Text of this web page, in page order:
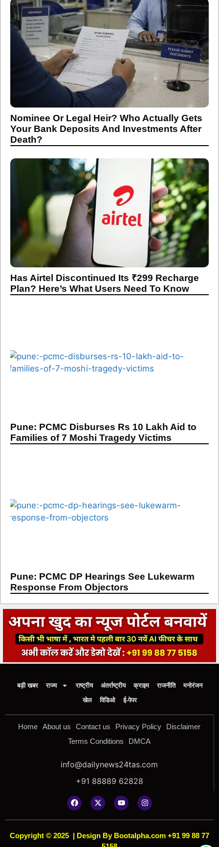
Nominee Or Legal Heir? Who Actually Gets
Your Bank Deposits And Investments After
Death?
Has Airtel Discontinued Its ₹299 Recharge
Plan? Here’s What Users Need To Know
Pune: PCMC Disburses Rs 10 Lakh Aid to
Families of 7 Moshi Tragedy Victims
Pune: PCMC DP Hearings See Lukewarm
Response From Objectors
बड़ी खबर राज्य राष्ट्रीय अंतर्राष्ट्रीय क्राइम राजनीति
मनोरंजन
खेल
विडिओ ई-पेपर
Home About us Contact us Privacy Policy
Disclaimer
Terms Conditions
DMCA
info@dailynews24tas.com
+91 88889 62828
Copyright © 2025 | Design By Bootalpha.com +91 99 88 77